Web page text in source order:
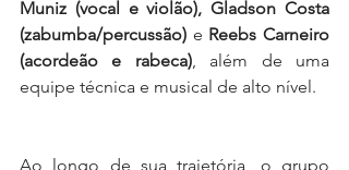
Muniz (vocal e violão), Gladson Costa
(zabumba/percussão) e Reebs Carneiro
(acordeão e rabeca), além de uma
equipe técnica e musical de alto nível.
Ao longo de sua trajetória, o grupo